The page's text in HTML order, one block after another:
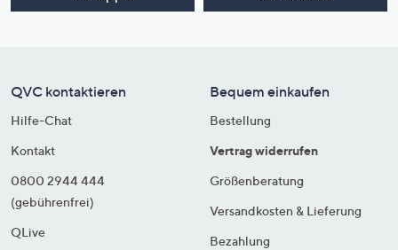
QVC kontaktieren
Hilfe-Chat
Kontakt
0800 2944 444
(gebührenfrei)
QLive
Bequem einkaufen
Bestellung
Vertrag widerrufen
Größenberatung
Versandkosten & Lieferung
Bezahlung